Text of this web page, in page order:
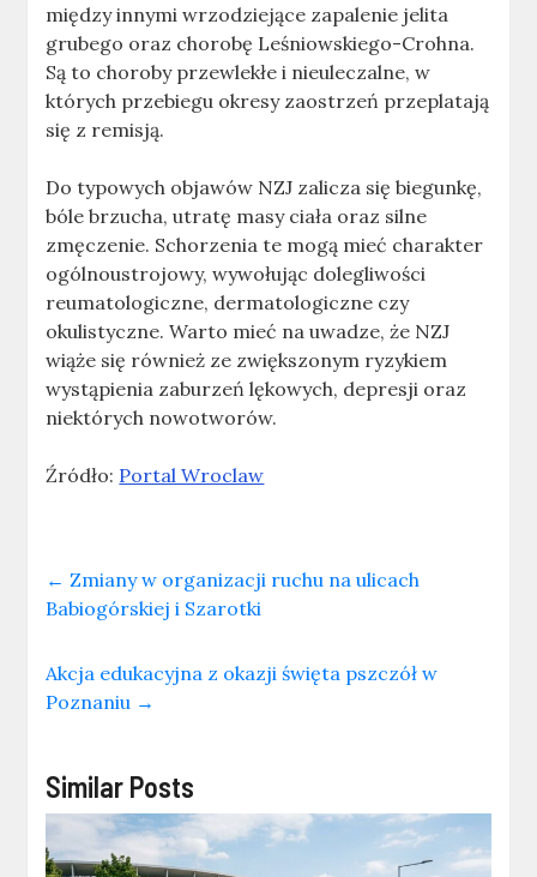
między innymi wrzodziejące zapalenie jelita
grubego oraz chorobę Leśniowskiego-Crohna.
Są to choroby przewlekłe i nieuleczalne, w
których przebiegu okresy zaostrzeń przeplatają
się z remisją.
Do typowych objawów NZJ zalicza się biegunkę,
bóle brzucha, utratę masy ciała oraz silne
zmęczenie. Schorzenia te mogą mieć charakter
ogólnoustrojowy, wywołując dolegliwości
reumatologiczne, dermatologiczne czy
okulistyczne. Warto mieć na uwadze, że NZJ
wiąże się również ze zwiększonym ryzykiem
wystąpienia zaburzeń lękowych, depresji oraz
niektórych nowotworów.
Źródło: Portal Wroclaw
← Zmiany w organizacji ruchu na ulicach
Babiogórskiej i Szarotki
Akcja edukacyjna z okazji święta pszczół w
Poznaniu →
Similar Posts